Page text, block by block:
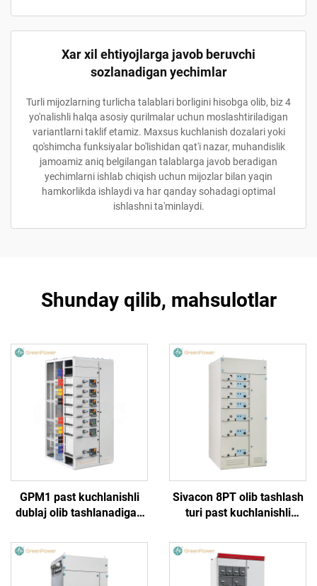
Xar xil ehtiyojlarga javob beruvchi
sozlanadigan yechimlar
Turli mijozlarning turlicha talablari borligini hisobga olib, biz 4
yo'nalishli halqa asosiy qurilmalar uchun moslashtiriladigan
variantlarni taklif etamiz. Maxsus kuchlanish dozalari yoki
qo'shimcha funksiyalar bo'lishidan qat'i nazar, muhandislik
jamoamiz aniq belgilangan talablarga javob beradigan
yechimlarni ishlab chiqish uchun mijozlar bilan yaqin
hamkorlikda ishlaydi va har qanday sohadagi optimal
ishlashni ta'minlaydi.
Shunday qilib, mahsulotlar
GPM1 past kuchlanishli
dublaj olib tashlanadigan
Sivacon 8PT olib tashlash
turi past kuchlanishli